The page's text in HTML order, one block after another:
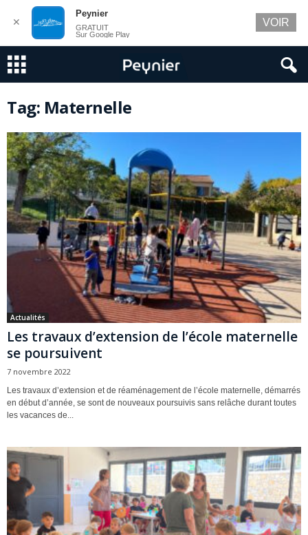
Tag: Maternelle
Actualités
Les travaux d’extension de l’école maternelle
se poursuivent
7 novembre 2022
Les travaux d’extension et de réaménagement de l’école maternelle, démarrés
en début d’année, se sont de nouveaux poursuivis sans relâche durant toutes
les vacances de...
✕
Peynier
GRATUIT
Sur Google Play
VOIR